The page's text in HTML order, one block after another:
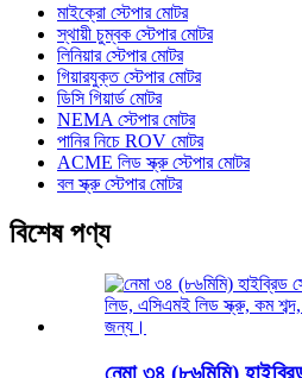
মাইক্রো স্টেপার মোটর
স্থায়ী চুম্বক স্টেপার মোটর
লিনিয়ার স্টেপার মোটর
গিয়ারযুক্ত স্টেপার মোটর
ডিসি গিয়ার্ড মোটর
NEMA স্টেপার মোটর
পানির নিচে ROV মোটর
ACME লিড স্ক্রু স্টেপার মোটর
বল স্ক্রু স্টেপার মোটর
বিশেষ পণ্য
নেমা ৩৪ (৮৬মিমি)